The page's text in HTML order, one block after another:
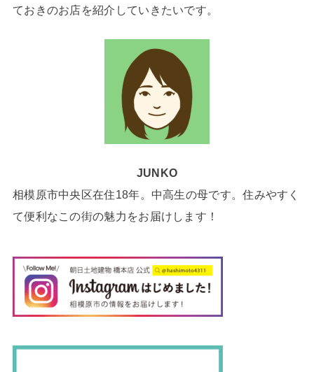
ておきのお店を紹介していきたいです。
JUNKO
相模原市中央区在住18年。中高生の母です。住みやすく
て便利なこの街の魅力をお届けします！